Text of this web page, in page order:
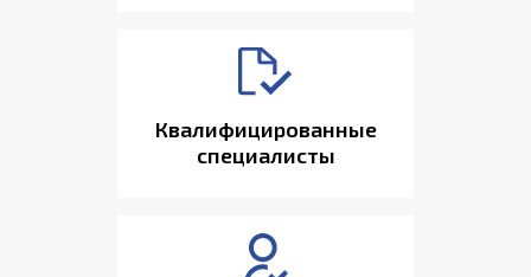
Квалифицированные
специалисты